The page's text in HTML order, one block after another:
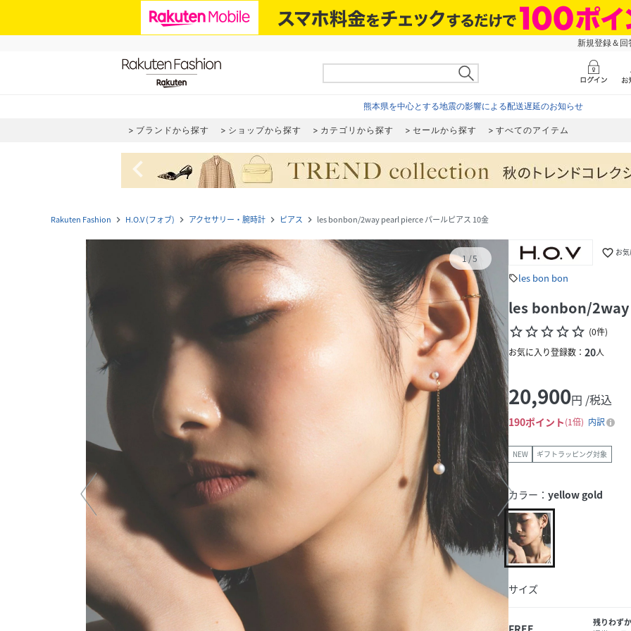
新規登録＆
熊本県を中心とする地震の影響による配送遅延のお知らせ
ブランドから探す ショップから探す カテゴリから探す セールから探す すべてのアイテム
navigate_before
Rakuten Fashion navigate_next H.O.V (フォブ) navigate_next アクセサリー・腕時計 navigate_next ピアス navigate_next les bonbon/2way pearl pierce パールピアス 10金
1/5 favorite_border お
sellles bon bon
les bonbon/2way
star_borderstar_borderstar_borderstar_borderstar_border (0件)
お気に入り登録数： 20人
20,900円 /税込
190ポイント 1倍 内訳
NEW ギフトラッピング対象
カラー： yellow gold
サイズ
残りわずか